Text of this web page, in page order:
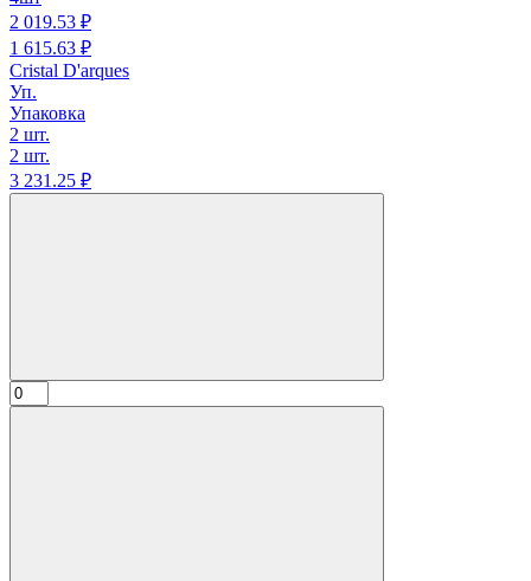
2 019.53 ₽
1 615.63 ₽
Cristal D'arques
Уп.
Упаковка
2 шт.
2 шт.
3 231.25 ₽